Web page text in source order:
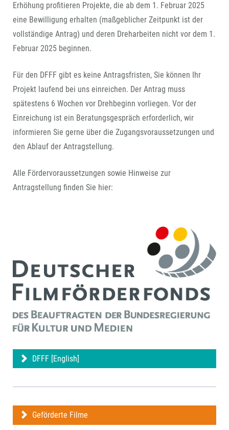
Erhöhung profitieren Projekte, die ab dem 1. Februar 2025
eine Bewilligung erhalten (maßgeblicher Zeitpunkt ist der
vollständige Antrag) und deren Dreharbeiten nicht vor dem 1.
Februar 2025 beginnen.
Für den DFFF gibt es keine Antragsfristen, Sie können Ihr
Projekt laufend bei uns einreichen. Der Antrag muss
spätestens 6 Wochen vor Drehbeginn vorliegen. Vor der
Einreichung ist ein Beratungsgespräch erforderlich, wir
informieren Sie gerne über die Zugangsvoraussetzungen und
den Ablauf der Antragstellung.
Alle Fördervoraussetzungen sowie Hinweise zur
Antragstellung finden Sie hier:
DFFF [English]
Geförderte Filme